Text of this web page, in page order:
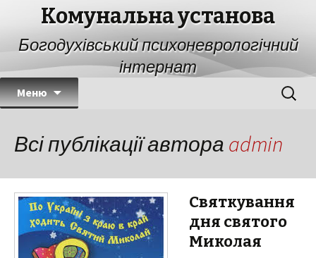
Комунальна установа
Богодухівський психоневрологічний
інтернат
Меню Найти:
Всі публікації автора admin
Святкування
дня святого
Миколая